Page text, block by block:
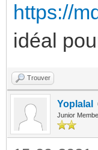
https://
idéal
Trouver
Yoplalal
Junior